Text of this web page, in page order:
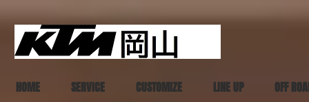
HOME SERVICE CUSTOMIZE LINE UP OFF